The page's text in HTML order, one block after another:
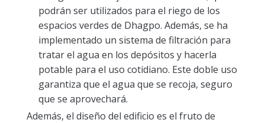
podrán ser utilizados para el riego de los
espacios verdes de Dhagpo. Además, se ha
implementado un sistema de filtración para
tratar el agua en los depósitos y hacerla
potable para el uso cotidiano. Este doble uso
garantiza que el agua que se recoja, seguro
que se aprovechará.
Además, el diseño del edificio es el fruto de